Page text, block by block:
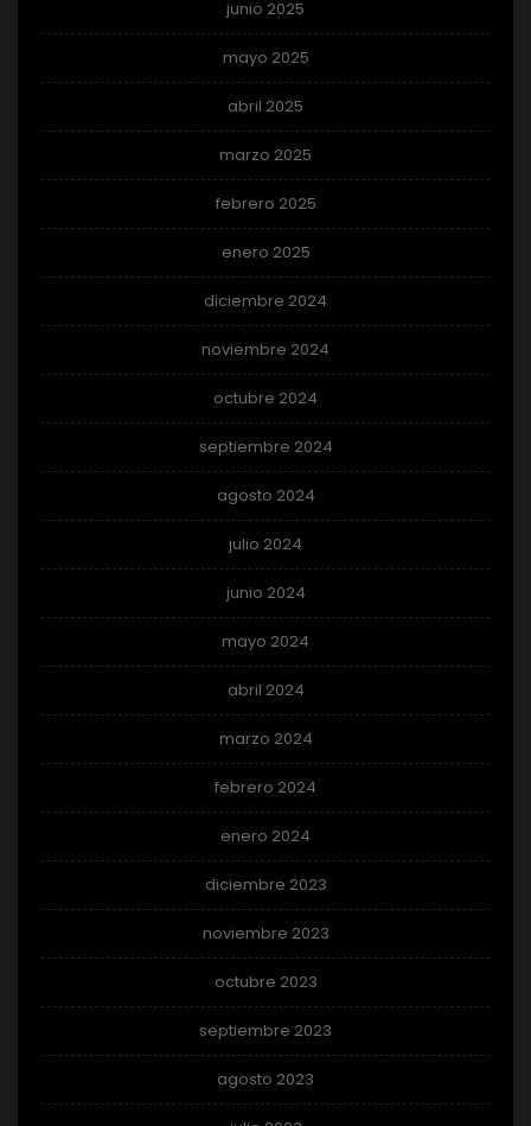
junio 2025
mayo 2025
abril 2025
marzo 2025
febrero 2025
enero 2025
diciembre 2024
noviembre 2024
octubre 2024
septiembre 2024
agosto 2024
julio 2024
junio 2024
mayo 2024
abril 2024
marzo 2024
febrero 2024
enero 2024
diciembre 2023
noviembre 2023
octubre 2023
septiembre 2023
agosto 2023